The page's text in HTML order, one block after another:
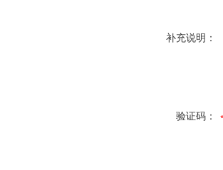
补充说明：
验证码：